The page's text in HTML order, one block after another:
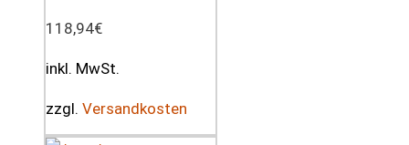
118,94€
inkl. MwSt.
zzgl. Versandkosten